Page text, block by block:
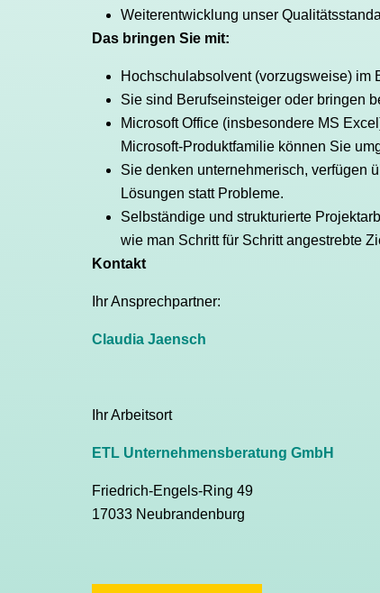
Weiterentwicklung unser
Das bringen Sie mit:
Hochschulabsolvent (vorzugsweise) im
Sie sind Berufseinsteiger oder bringen
Microsoft Office (insbesondere MS
Microsoft-Produktfamilie können Sie
Sie denken unternehmerisch, verfügen
Lösungen statt Probleme.
Selbständige und strukturierte
wie man Schritt für Schritt angestrebte
Kontakt
Ihr Ansprechpartner:
Claudia Jaensch
Ihr Arbeitsort
ETL Unternehmensberatung GmbH
Friedrich-Engels-Ring 49
17033 Neubrandenburg